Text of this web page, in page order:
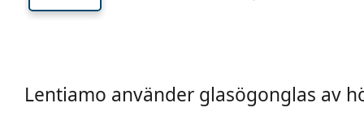
Lentiamo använder glasögonglas av